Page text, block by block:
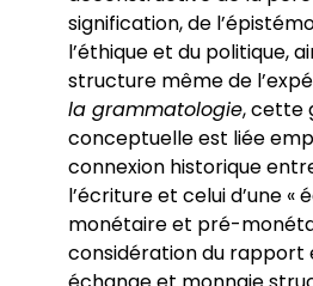
signification, de
l’éthique et du politique,
structure même de
la grammatologie, cette
conceptuelle est liée
connexion historique
l’écriture et celui d’une «
monétaire et pré-
considération du rapport